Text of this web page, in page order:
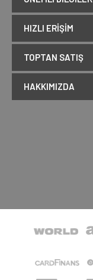
HIZLI ERIŞIM
TOPTAN SATIŞ
HAKKIMIZDA